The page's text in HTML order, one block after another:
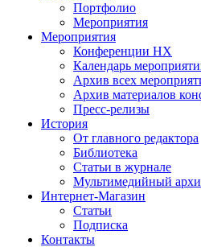
Портфолио
Мероприятия
Мероприятия
Конференции НХ
Календарь
Архив всех
Архив материалов
Пресс-релизы
История
От главного редактора
Библиотека
Статьи в журнале
Мультимедийный
Интернет-Магазин
Статьи
Подписка
Контакты